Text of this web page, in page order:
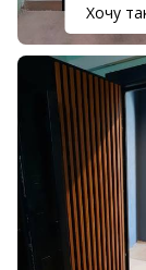
Хочу